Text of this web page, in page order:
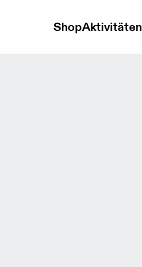
ShopAktivitäten